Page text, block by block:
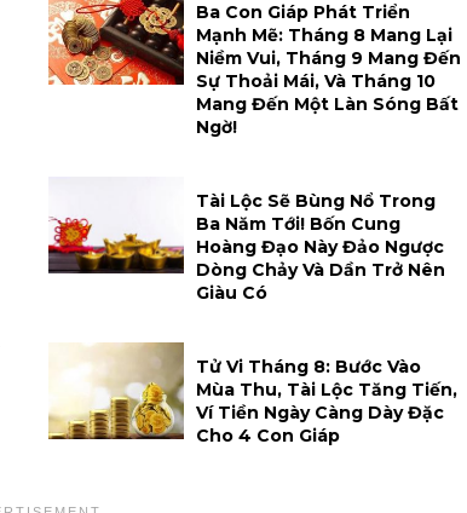
Ba Con Giáp Phát Triển
Mạnh Mẽ: Tháng 8 Mang Lại
Niềm Vui, Tháng 9 Mang Đến
Sự Thoải Mái, Và Tháng 10
Mang Đến Một Làn Sóng Bất
Ngờ!
Tài Lộc Sẽ Bùng Nổ Trong
Ba Năm Tới! Bốn Cung
Hoàng Đạo Này Đảo Ngược
Dòng Chảy Và Dần Trở Nên
Giàu Có
Tử Vi Tháng 8: Bước Vào
Mùa Thu, Tài Lộc Tăng Tiến,
Ví Tiền Ngày Càng Dày Đặc
Cho 4 Con Giáp